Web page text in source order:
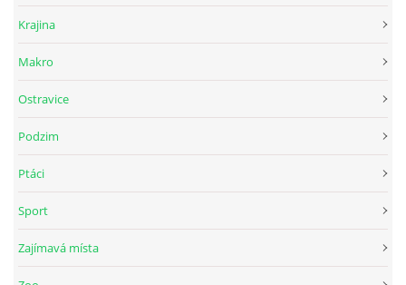
Krajina
Makro
Ostravice
Podzim
Ptáci
Sport
Zajímavá místa